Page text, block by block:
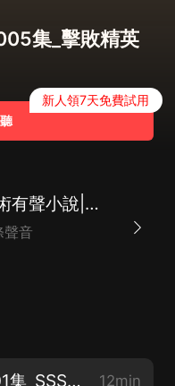
集_擊敗精英
新人領7天免費試用
只有我能用召喚術有聲小說|遊戲異界
聲音
只有我能用召喚術_第0001集_SSS天賦技能 12min